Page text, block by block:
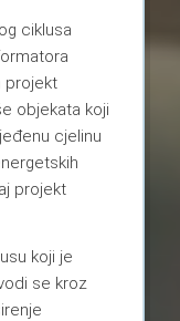
ciklusa
projekt
objekata koji
cjelinu
projekt
koji je
se kroz